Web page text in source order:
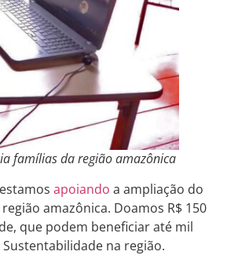
famílias da região amazônica
estamosapoiando a ampliação do
amazônica. Doamos R$ 150
que podem beneficiar até mil
na região.